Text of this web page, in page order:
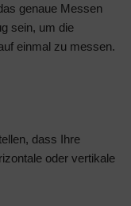
genaue Messen
sein, um die
einmal zu messen.
dass Ihre
oder vertikale